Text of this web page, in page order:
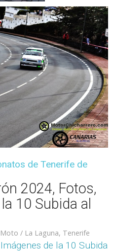
de Tenerife de
2024, Fotos,
10 Subida al
/ La Laguna, Tenerife
de la 10 Subida